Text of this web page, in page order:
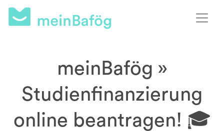
meinBafög »
Studienfinanzierung
online beantragen! 🎓